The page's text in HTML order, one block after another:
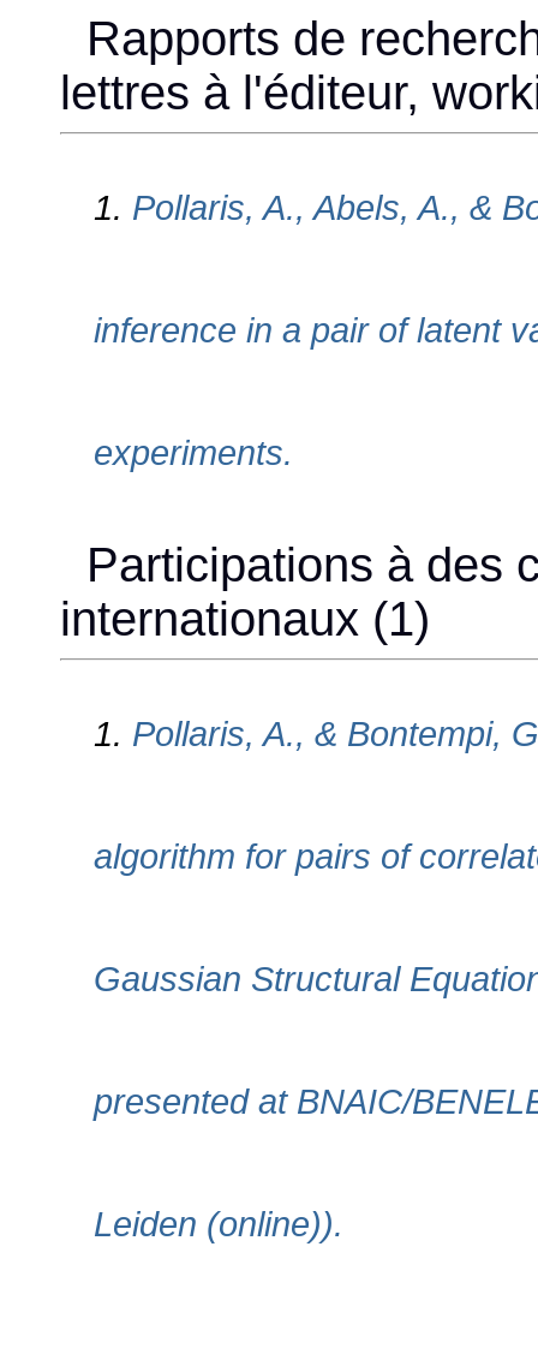
Rapports de
lettres à l'éditeur,
1. Pollaris, A., Abels, A., &
inference in a pair of latent
experiments.
Participations à des
internationaux (1)
1. Pollaris, A., & Bontempi,
algorithm for pairs of
Gaussian Structural
presented at BNAIC/
Leiden (online)).